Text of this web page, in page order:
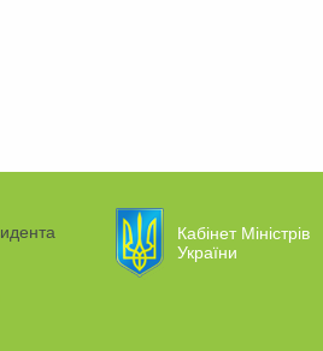
Кабінет Міністрів
України